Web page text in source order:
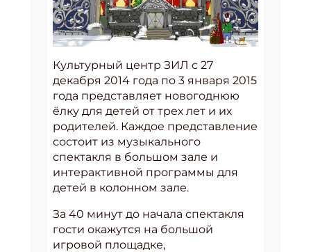
Культурный центр ЗИЛ с 27
декабря 2014 года по 3 января 2015
года представляет новогоднюю
ёлку для детей от трех лет и их
родителей. Каждое представление
состоит из музыкального
спектакля в большом зале и
интерактивной программы для
детей в колонном зале.
За 40 минут до начала спектакля
гости окажутся на большой
игровой площадке,